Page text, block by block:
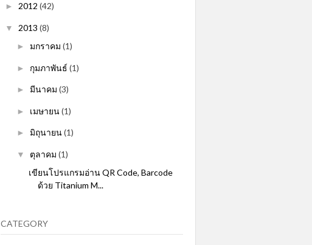
► 2012 (42)
▼ 2013 (8)
► มกราคม (1)
► กุมภาพันธ์ (1)
► มีนาคม (3)
► เมษายน(1)
► มิถุนายน(1)
▼ ตุลาคม (1)
เขียนโปรแกรมอ่าน QR Code, Barcode
ด้วย Titanium M...
CATEGORY